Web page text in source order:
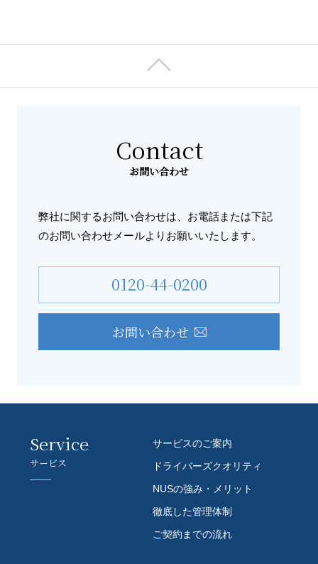
Contact
お問い合わせ
弊社に関するお問い合わせは、お電話または下記
のお問い合わせメールよりお願いいたします。
0120-44-0200
お問い合わせ
Service
サービス
サービスのご案内
ドライバーズクオリティ
NUSの強み・メリット
徹底した管理体制
ご契約までの流れ